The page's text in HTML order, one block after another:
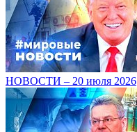
НОВОСТИ – 20 июля 2026